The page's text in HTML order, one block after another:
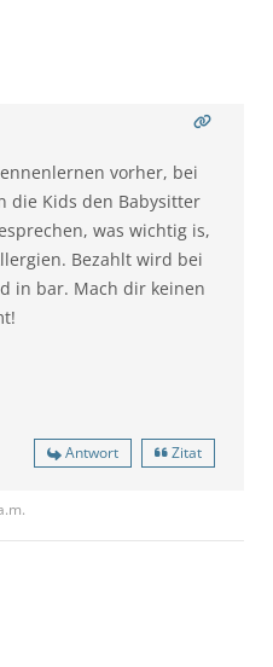
vorher, bei
die Kids den Babysitter
was wichtig is,
Bezahlt wird bei
in bar. Mach dir keinen
Antwort Zitat